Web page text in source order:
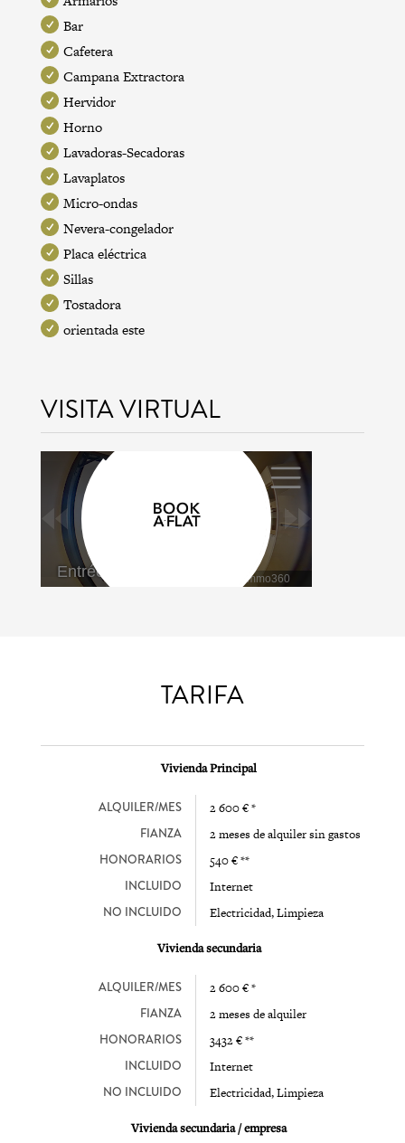
Bar
Cafetera
Campana Extractora
Hervidor
Horno
Lavadoras-Secadoras
Lavaplatos
Micro-ondas
Nevera-congelador
Placa eléctrica
Sillas
Tostadora
orientada este
VISITA VIRTUAL
TARIFA
Vivienda Principal
ALQUILER/MES 2 600 € *
FIANZA 2 meses de alquiler sin gastos
HONORARIOS 540 € **
INCLUIDO Internet
NO INCLUIDO Electricidad, Limpieza
Vivienda secundaria
ALQUILER/MES 2 600 € *
FIANZA 2 meses de alquiler
HONORARIOS 3432 € **
INCLUIDO Internet
NO INCLUIDO Electricidad, Limpieza
Vivienda secundaria / empresa